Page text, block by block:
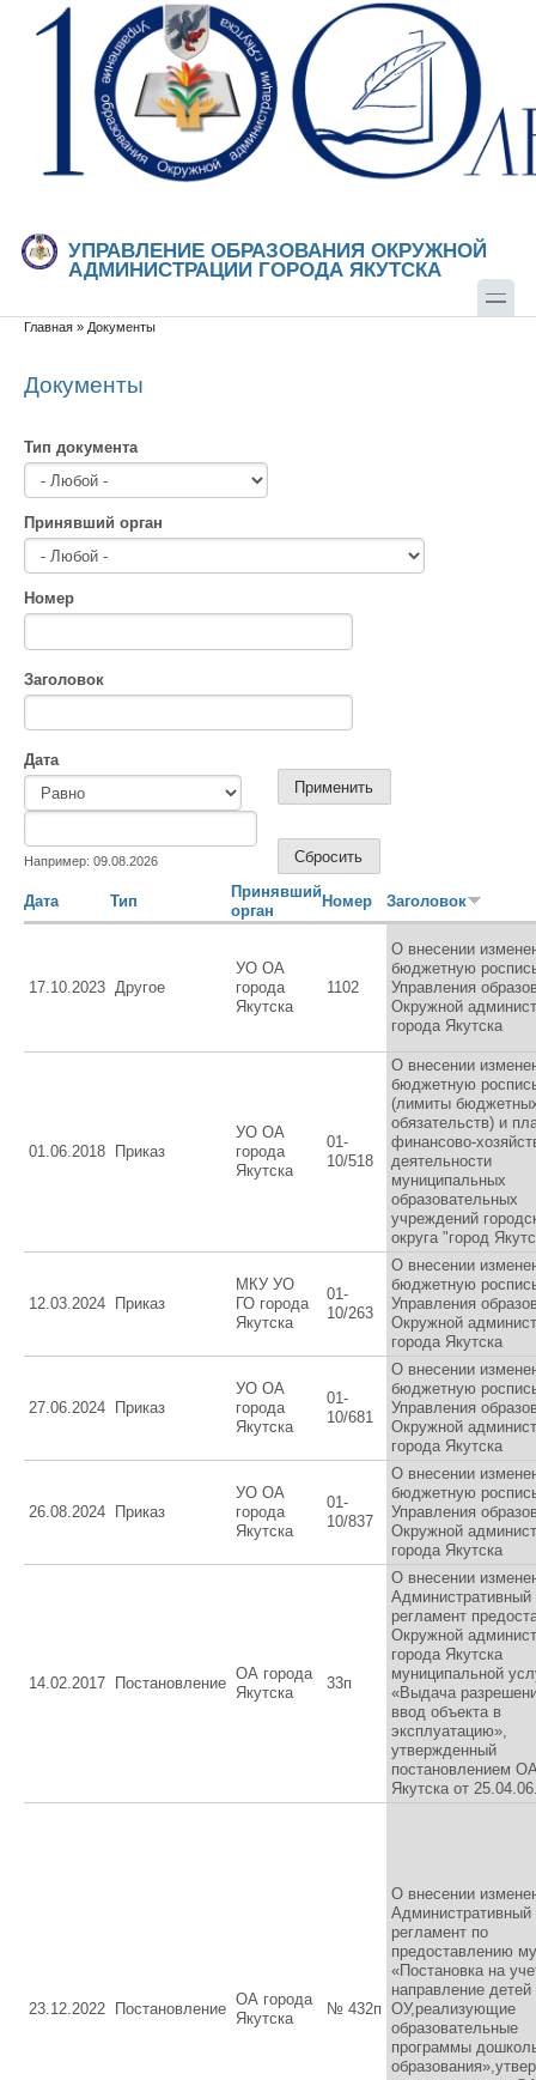
Перейти к основному содержанию
Skip to search
УПРАВЛЕНИЕ ОБРАЗОВАНИЯ ОКРУЖНОЙ
АДМИНИСТРАЦИИ ГОРОДА ЯКУТСКА
Вы здесь
Главная » Документы
Документы
Тип документа
Принявший орган
Номер
Заголовок
Дата
Например: 09.08.2026
Дата Тип
Принявший
орган
Номер Заголовок
17.10.2023 Другое
УО ОА
города
Якутска
1102
О внесении
бюджетную
Управления
Окружной
города Якутска
01.06.2018 Приказ
УО ОА
города
Якутска
01-
10/518
О внесении
бюджетную
(лимиты
обязательств) и
финансово-
деятельности
муниципальных
образовательных
учреждений
округа "город
12.03.2024 Приказ
МКУ УО
ГО города
Якутска
01-
10/263
О внесении
бюджетную
Управления
Окружной
города Якутска
27.06.2024 Приказ
УО ОА
города
Якутска
01-
10/681
О внесении
бюджетную
Управления
Окружной
города Якутска
26.08.2024 Приказ
УО ОА
города
Якутска
01-
10/837
О внесении
бюджетную
Управления
Окружной
города Якутска
14.02.2017 Постановление
ОА города
Якутска
33п
О внесении
Административный
регламент
Окружной
города Якутска
муниципальной
«Выдача
ввод объекта в
эксплуатацию»,
утвержденный
постановлением
Якутска от
23.12.2022 Постановление
ОА города
Якутска
№ 432п
О внесении
Административный
регламент по
предоставлению
«Постановка на
направление детей
ОУ,реализующие
образовательные
программы